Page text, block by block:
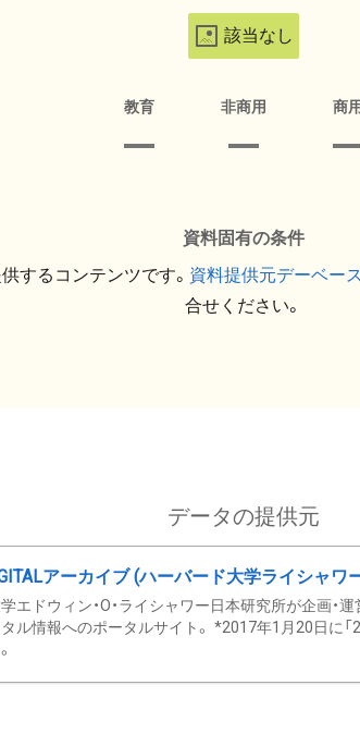
該当なし
教育 非商用 商用
資料固有の条件
するコンテンツです。 資料提供元デーベース
合せください。
データの提供元
アーカイブ (ハーバード大学ライシャワ
エドウィン・O・ライシャワー日本研究所が企画・
ル情報へのポータルサイト。 *2017年1月20日に